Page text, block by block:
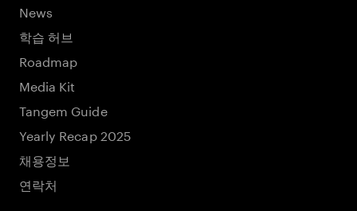
News
학습 허브
Roadmap
Media Kit
Tangem Guide
Yearly Recap 2025
채용정보
연락처